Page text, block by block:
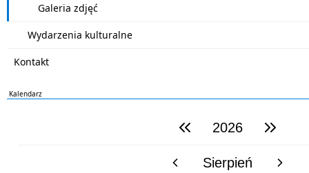
Galeria zdjęć
Wydarzenia kulturalne
Kontakt
Kalendarz
poprzedni rok2026 następny rok
poprzedni miesiącSierpień następny